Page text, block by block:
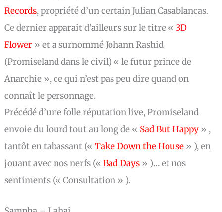
Records, propriété d’un certain Julian Casablancas.
Ce dernier apparait d’ailleurs sur le titre « 3D
Flower » et a surnommé Johann Rashid
(Promiseland dans le civil) « le futur prince de
Anarchie », ce qui n’est pas peu dire quand on
connaît le personnage.
Précédé d’une folle réputation live, Promiseland
envoie du lourd tout au long de « Sad But Happy » ,
tantôt en tabassant («Take Down the House » ), en
jouant avec nos nerfs («Bad Days » )… et nos
sentiments (« Consultation » ).